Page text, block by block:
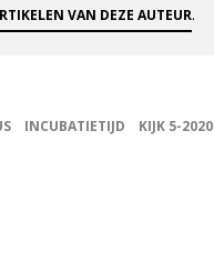
VAN DEZE AUTEUR.
INCUBATIETIJD KIJK 5-2020